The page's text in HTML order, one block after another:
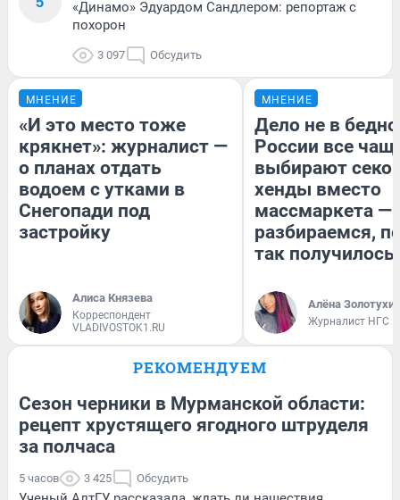
«Динамо» Эдуардом Сандлером: репортаж с
похорон
3 097 Обсудить
МНЕНИЕ
«И это место тоже
крякнет»: журналист —
о планах отдать
водоем с утками в
Снегопади под
застройку
Алиса Князева
Корреспондент
VLADIVOSTOK1.RU
МНЕНИЕ
Дело не в
России все
выбирают
хенды вместо
массмаркета —
разбираемся,
так получилось
Алёна
Журналист НГС
РЕКОМЕНДУЕМ
Сезон черники в Мурманской области:
рецепт хрустящего ягодного штруделя
за полчаса
5 часов 3 425 Обсудить